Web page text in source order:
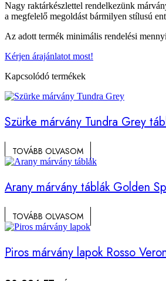
Nagy raktárkészlettel rendelkezünk
a megfelelő megoldást bármilyen stílusú
Az adott termék minimális rendelési
Kérjen árajánlatot most!
Kapcsolódó termékek
Szürke márvány Tundra Grey
TOVÁBB OLVASOM
Arany márvány táblák Golden
TOVÁBB OLVASOM
Piros márvány lapok Rosso